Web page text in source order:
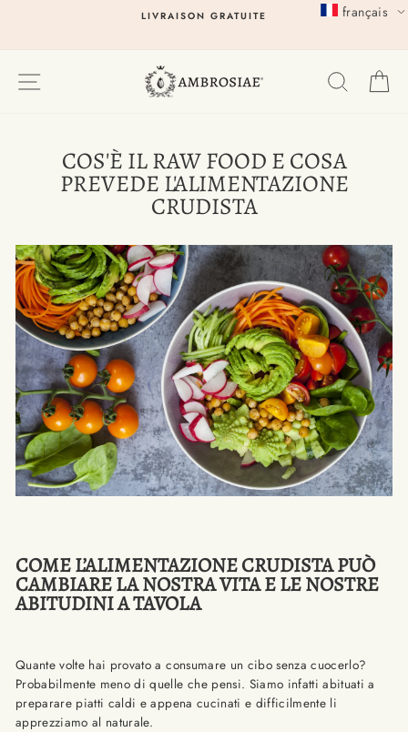
LIVRAISON GRATUITE
COS'È IL RAW FOOD E COSA
PREVEDE L'ALIMENTAZIONE
CRUDISTA
COME L’ALIMENTAZIONE CRUDISTA PUÒ
CAMBIARE LA NOSTRA VITA E LE NOSTRE
ABITUDINI A TAVOLA
Quante volte hai provato a consumare un cibo senza cuocerlo?
Probabilmente meno di quelle che pensi. Siamo infatti abituati a
preparare piatti caldi e appena cucinati e difficilmente li
apprezziamo al naturale.
français